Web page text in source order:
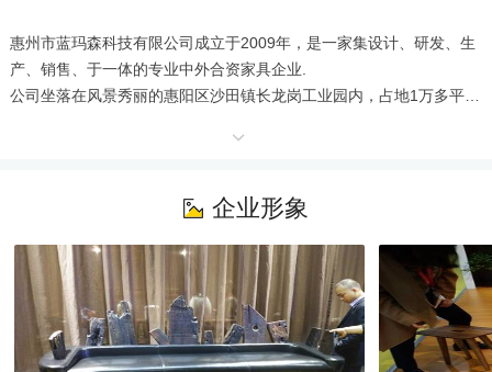
惠州市蓝玛森科技有限公司成立于2009年，是一家集设计、研发、生
产、销售、于一体的专业中外合资家具企业.
公司坐落在风景秀丽的惠阳区沙田镇长龙岗工业园内，占地1万多平
核心文化，强烈的责任意识，对客户/员工/股东/社会负责。
有多元化的文化氛围，希望有你我他的加入，一起共创双赢的明天。
       公司地址：惠州市惠阳区沙田镇长龙岗国骅五金工业园内
公司官网:-furniture.com
企业形象